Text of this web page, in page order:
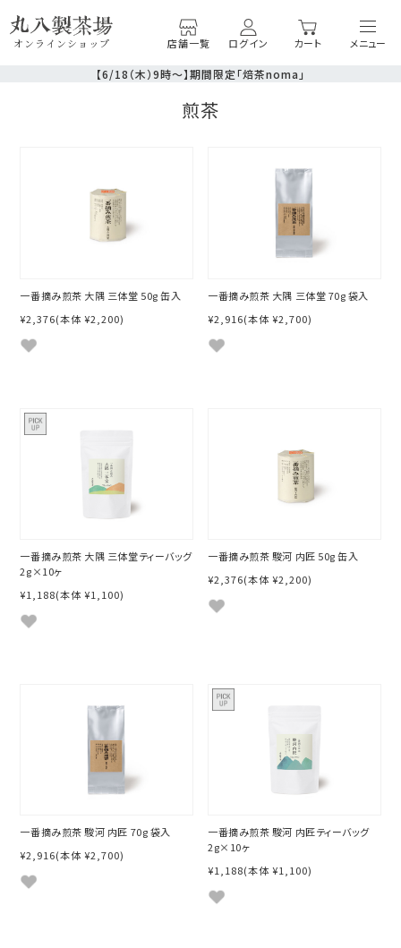
オンラインショップ 店舗一覧 ログイン カート
【6/18（木）9時〜】期間限定「焙茶noma」
煎茶
一番摘み煎茶 大隅 三体堂 50g 缶入
¥2,376(本体 ¥2,200)
一番摘み煎茶 大隅 三体堂 70g 袋入
¥2,916(本体 ¥2,700)
一番摘み煎茶 大隅 三体堂ティーバッグ
2g×10ヶ
¥1,188(本体 ¥1,100)
一番摘み煎茶 駿河 内匠 50g 缶入
¥2,376(本体 ¥2,200)
一番摘み煎茶 駿河 内匠 70g 袋入
¥2,916(本体 ¥2,700)
一番摘み煎茶 駿河 内匠ティーバッグ
2g×10ヶ
¥1,188(本体 ¥1,100)